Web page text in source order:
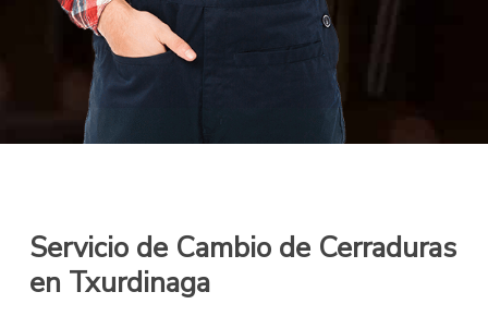
Servicio de Cambio de Cerraduras
en Txurdinaga